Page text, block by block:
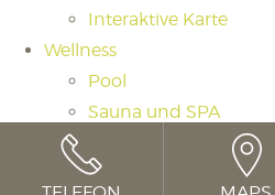
Interaktive Karte
Wellness
Pool
Sauna und SPA
Massagen und Beauty